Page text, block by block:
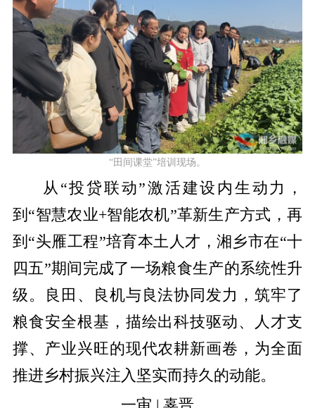
“田间课堂”培训现场。
从 “投贷联动”激活建设内生动力，
到 “智慧农业+智能农机”革新生产方式，再
到 “头雁工程”培育本土人才，湘乡市在“十
四五”期间完成了一场粮食生产的系统性升
级。良田、良机与良法协同发力，筑牢了
粮食安全根基，描绘出科技驱动、人才支
撑、产业兴旺的现代农耕新画卷，为全面
推进乡村振兴注入坚实而持久的动能。